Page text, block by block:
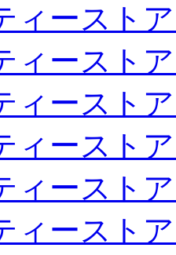
ィースト
ィースト
ィースト
ィースト
ィースト
ィースト